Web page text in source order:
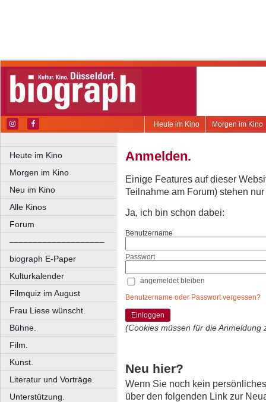
Morgen im Kino
Heute im Kino
Heute im Kino
Morgen im Kino
Neu im Kino
Alle Kinos
Forum
––––––––––––––––––––
biograph E-Paper
Kulturkalender
Filmquiz im August
Frau Liese wünscht.
Bühne.
Film.
Kunst.
Literatur und Vorträge.
Unterstützung.
Anmelden.
Einige Features auf dieser
Teilnahme am Forum) stehen
Ja, ich bin schon dabei:
Benutzername
Passwort
angemeldet bleiben
Benutzername oder Passwort vergessen?
Einloggen
(Cookies müssen für die Anmeldung
Neu hier?
Wenn Sie noch kein
über den folgenden Link zur